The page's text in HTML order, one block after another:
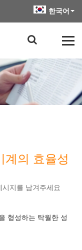
한국어
계의 효율성
시지를 남겨주세요
형성하는 탁월한 성